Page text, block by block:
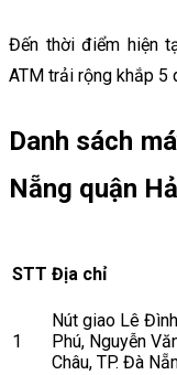
Đến thời điểm hiện
ATM trải rộng khắp 5
Danh sách
Nẵng quận
STT Địa chỉ
1
Nút giao Lê
Phú, Nguyễn
Châu, TP. Đà